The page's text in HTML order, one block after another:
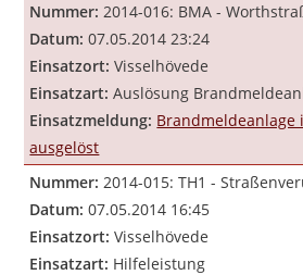
Nummer: 2014-016: BMA -
Datum: 07.05.2014 23:24
Einsatzort: Visselhövede
Einsatzart: Auslösung
Einsatzmeldung: Brandmeldeanlage
ausgelöst
Nummer: 2014-015: TH1 -
Datum: 07.05.2014 16:45
Einsatzort: Visselhövede
Einsatzart: Hilfeleistung